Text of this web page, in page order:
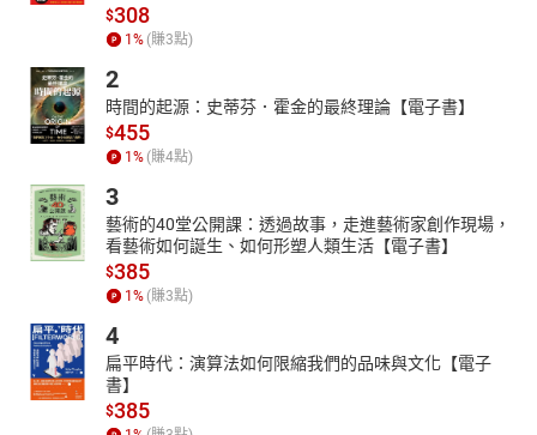
$308
1% (賺3點)
2
時間的起源：史蒂芬．霍金的最終理論【電子書】
$455
1% (賺4點)
3
藝術的40堂公開課：透過故事，走進藝術家創作現場，
看藝術如何誕生、如何形塑人類生活【電子書】
$385
1% (賺3點)
4
扁平時代：演算法如何限縮我們的品味與文化【電子
書】
$385